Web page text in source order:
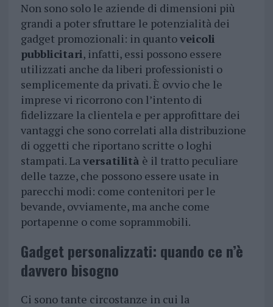
Non sono solo le aziende di dimensioni più
grandi a poter sfruttare le potenzialità dei
gadget promozionali: in quantoveicoli
pubblicitari, infatti, essi possono essere
utilizzati anche da liberi professionisti o
semplicemente da privati. È ovvio che le
imprese vi ricorrono con l’intento di
fidelizzare la clientela e per approfittare dei
vantaggi che sono correlati alla distribuzione
di oggetti che riportano scritte o loghi
stampati. Laversatilità è il tratto peculiare
delle tazze, che possono essere usate in
parecchi modi: come contenitori per le
bevande, ovviamente, ma anche come
portapenne o come soprammobili.
Gadget personalizzati: quando ce n’è
davvero bisogno
Ci sono tante circostanze in cui la